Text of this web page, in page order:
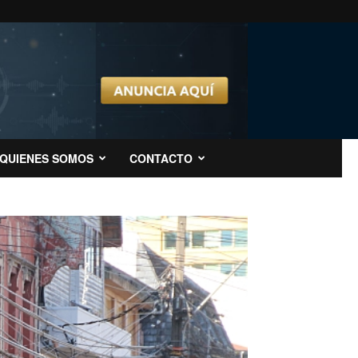
QUIENES SOMOS CONTACTO